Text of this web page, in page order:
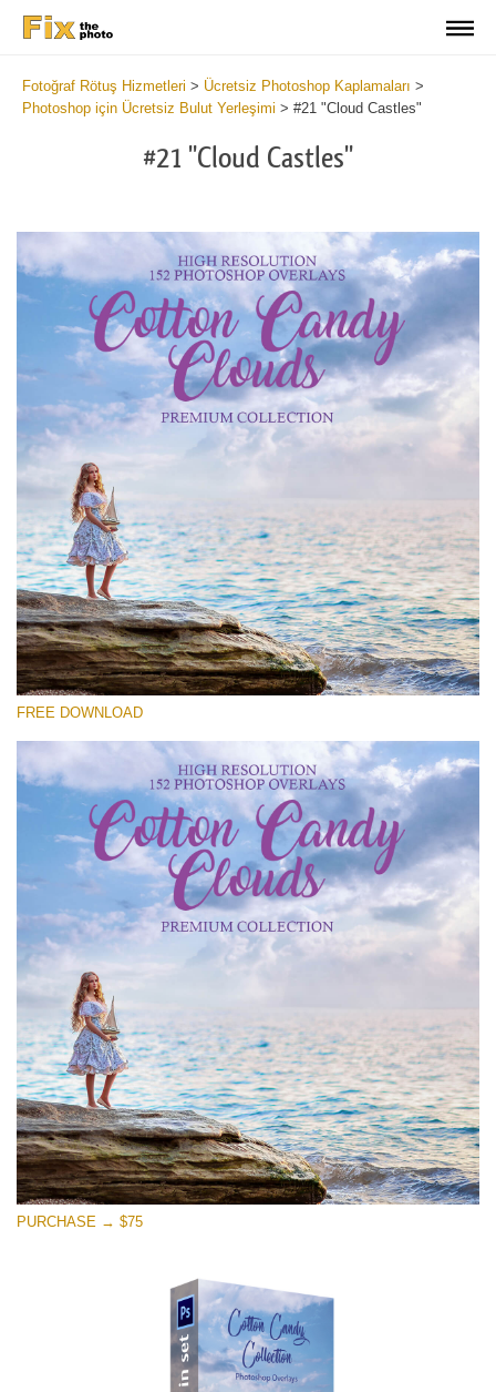
Fotoğraf Rötuş Hizmetleri > Ücretsiz Photoshop Kaplamaları >
Photoshop için Ücretsiz Bulut Yerleşimi > #21 "Cloud Castles"
#21 "Cloud Castles"
Lütfen seçin
Free Cloud Overlay #21
Small 800*533px
Cotton Candy Clouds
(152 Overlays)
Sky Boundless
(347 Overlays)
Large 6000*4000px
Entire Collection
(1783 Overlays)
Large 6000*4000px
Ücretsiz indirin
FREE DOWNLOAD
PURCHASE → $75